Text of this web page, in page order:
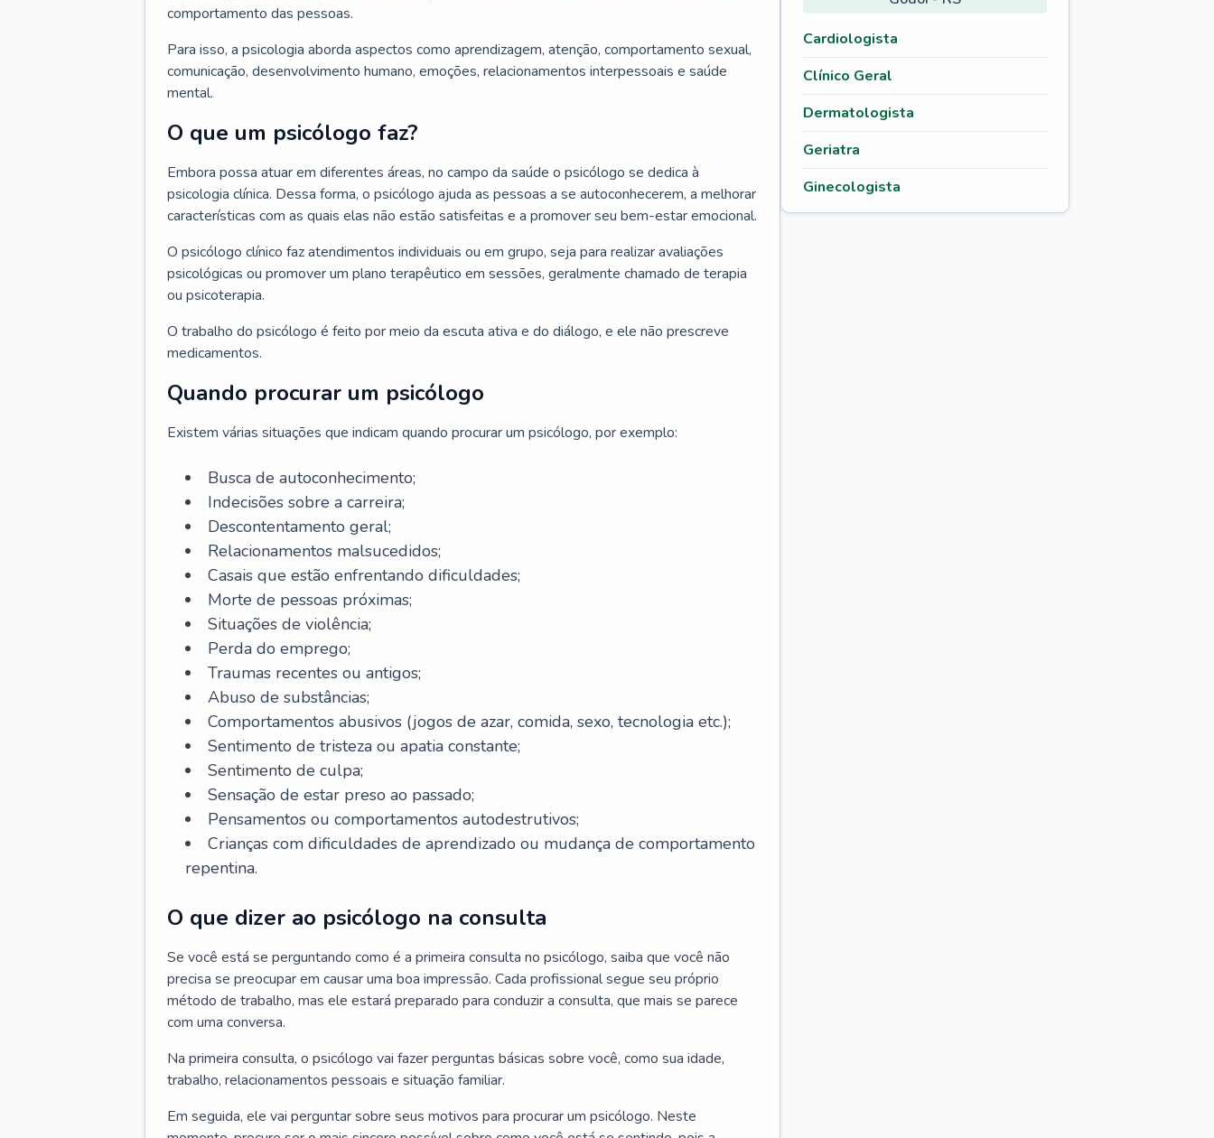
comportamento das pessoas.
Para isso, a psicologia aborda aspectos como aprendizagem, atenção, comportamento sexual,
comunicação, desenvolvimento humano, emoções, relacionamentos interpessoais e saúde
mental.
O que um psicólogo faz?
Embora possa atuar em diferentes áreas, no campo da saúde o psicólogo se dedica à
psicologia clínica. Dessa forma, o psicólogo ajuda as pessoas a se autoconhecerem, a melhorar
características com as quais elas não estão satisfeitas e a promover seu bem-estar emocional.
O psicólogo clínico faz atendimentos individuais ou em grupo, seja para realizar avaliações
psicológicas ou promover um plano terapêutico em sessões, geralmente chamado de terapia
ou psicoterapia.
O trabalho do psicólogo é feito por meio da escuta ativa e do diálogo, e ele não prescreve
medicamentos.
Quando procurar um psicólogo
Existem várias situações que indicam quando procurar um psicólogo, por exemplo:
Busca de autoconhecimento;
Indecisões sobre a carreira;
Descontentamento geral;
Relacionamentos malsucedidos;
Casais que estão enfrentando dificuldades;
Morte de pessoas próximas;
Situações de violência;
Perda do emprego;
Traumas recentes ou antigos;
Abuso de substâncias;
Comportamentos abusivos (jogos de azar, comida, sexo, tecnologia etc.);
Sentimento de tristeza ou apatia constante;
Sentimento de culpa;
Sensação de estar preso ao passado;
Pensamentos ou comportamentos autodestrutivos;
Crianças com dificuldades de aprendizado ou mudança de comportamento
repentina.
O que dizer ao psicólogo na consulta
Se você está se perguntando como é a primeira consulta no psicólogo, saiba que você não
precisa se preocupar em causar uma boa impressão. Cada profissional segue seu próprio
método de trabalho, mas ele estará preparado para conduzir a consulta, que mais se parece
com uma conversa.
Na primeira consulta, o psicólogo vai fazer perguntas básicas sobre você, como sua idade,
trabalho, relacionamentos pessoais e situação familiar.
Em seguida, ele vai perguntar sobre seus motivos para procurar um psicólogo. Neste
Cardiologista
Clínico Geral
Dermatologista
Geriatra
Ginecologista